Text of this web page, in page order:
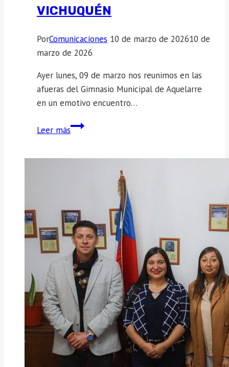
VICHUQUÉN
PorComunicaciones 10 de marzo de 202610 de
marzo de 2026
Ayer lunes, 09 de marzo nos reunimos en las
afueras del Gimnasio Municipal de Aquelarre
en un emotivo encuentro…
Leer másAsí
de
la
Mujer
en
Vichuquén